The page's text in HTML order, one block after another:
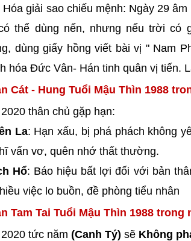
Hóa giải sao chiếu mệnh: Ngày 29
thể dùng nến, nhưng nếu trời có
dùng giấy hồng viết bài vị " Nam
hóa Đức Vân- Hán tinh quân vị tiến.
Cát - Hung Tuổi Mậu Thìn 1988
thân chủ gặp hạn:
La: Hạn xấu, bị phá phách không
vẩn vơ, quên nhớ thất thường.
Hổ: Báo hiệu bất lợi đối với bản
việc lo buồn, đề phòng tiểu nhân
Tam Tai Tuổi Mậu Thìn 1988 trong
tức năm (Canh Tý) sẽ Không